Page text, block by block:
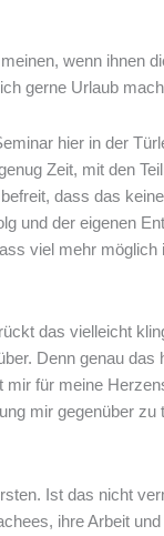
wenn ihnen
gerne Urlaub
hier in der
Zeit, mit den
dass das
und der eigenen
viel mehr
das vielleicht
Denn genau
für meine
mir gegenüber zu
Ist das nicht
ihre Arbeit